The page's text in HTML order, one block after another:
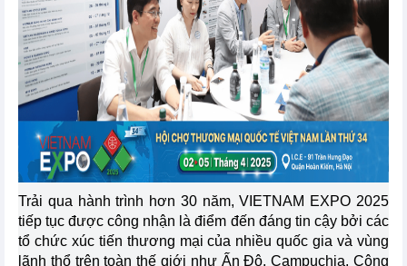
Trải qua hành trình hơn 30 năm, VIETNAM EXPO 2025
tiếp tục được công nhận là điểm đến đáng tin cậy bởi các
tổ chức xúc tiến thương mại của nhiều quốc gia và vùng
lãnh thổ trên toàn thế giới như Ấn Độ, Campuchia, Cộng